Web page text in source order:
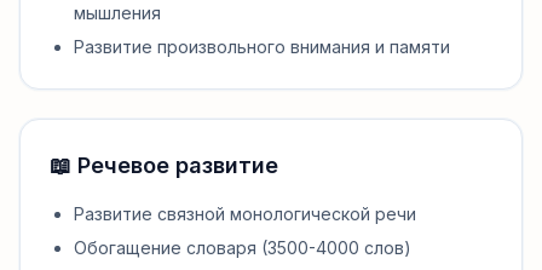
мышления
Развитие произвольного внимания и памяти
📖 Речевое развитие
Развитие связной монологической речи
Обогащение словаря (3500-4000 слов)